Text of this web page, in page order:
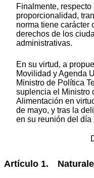
Finalmente,
proporcionalidad,
norma tiene carácter
derechos de los
administrativas.
En su virtud, a
Movilidad y Agenda
Ministro de Política
suplencia el Ministro
Alimentación en
de mayo, y tras la
en su reunión del día
Artículo 1.